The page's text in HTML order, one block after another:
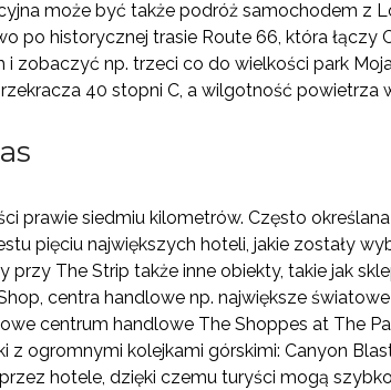
może być także podróż samochodem z
po historycznej trasie Route 66, która łączy
zobaczyć np. trzeci co do wielkości park
40 stopni C, a wilgotność powietrza
prawie siedmiu kilometrów. Często
pięciu największych hoteli, jakie zostały
przy The Strip także inne obiekty, takie jak
centra handlowe np. największe
centrum handlowe The Shoppes at The
ogromnymi kolejkami górskimi: Canyon
hotele, dzięki czemu turyści mogą